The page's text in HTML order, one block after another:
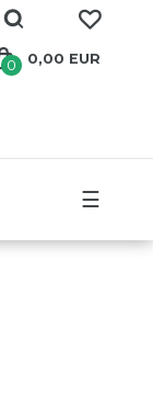
0 0,00 EUR
☰